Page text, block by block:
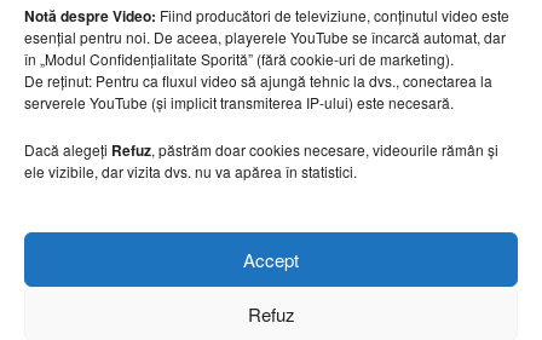
Notă despre Video: Fiind producători de televiziune, conținutul video este
esențial pentru noi. De aceea, playerele YouTube se încarcă automat, dar
în „Modul Confidențialitate Sporită” (fără cookie-uri de marketing).
De reținut: Pentru ca fluxul video să ajungă tehnic la dvs., conectarea la
serverele YouTube (și implicit transmiterea IP-ului) este necesară.
Dacă alegeți Refuz, păstrăm doar cookies necesare, videourile rămân și
ele vizibile, dar vizita dvs. nu va apărea în statistici.
Accept
Refuz
OPINII & ANALIZE
43
Articole recomandate
Secretele construirii bungalourilor
6 august 2026
Cum amenajezi curtea pentru seri de vară